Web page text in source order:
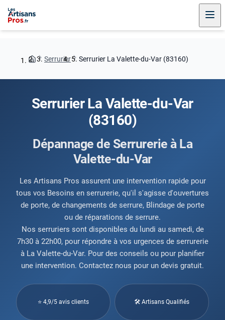
Serrurier Serrurier La Valette-du-Var (83160)
Serrurier La Valette-du-Var
(83160)
Dépannage de Serrurerie à La
Valette-du-Var
Les Artisans Pros assurent une intervention rapide pour
tous vos Besoins en serrurerie, qu'il s'agisse d'ouvertures
de porte, de changements de serrure, Blindage de porte
ou de réparations de serrure.
Nos serruriers sont disponibles du lundi au samedi, de
7h30 à 22h00, pour répondre à vos urgences de serrurerie
à La Valette-du-Var. Pour des conseils ou pour planifier
une intervention. Contactez nous pour un devis gratuit.
⭐ 4,9/5 avis clients 🛠 Artisans Qualifiés